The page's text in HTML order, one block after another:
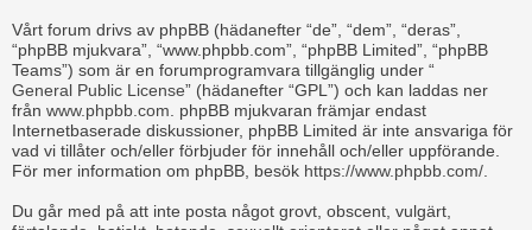
Vårt forum drivs av phpBB (hädanefter “de”, “dem”, “deras”,
“phpBB mjukvara”, “www.phpbb.com”, “phpBB Limited”, “phpBB
Teams”) som är en forumprogramvara tillgänglig under “
General Public License” (hädanefter “GPL”) och kan laddas ner
från www.phpbb.com . phpBB mjukvaran främjar endast
Internetbaserade diskussioner, phpBB Limited är inte ansvariga för
vad vi tillåter och/eller förbjuder för innehåll och/eller uppförande.
För mer information om phpBB, besök https://www.phpbb.com/
Du går med på att inte posta något grovt, obscent, vulgärt,